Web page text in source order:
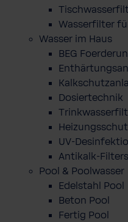
Wasserfilter
Wasser im Haus
BEG
Dosiertechnik
UV-
Antikalk-
Pool & Poolwasser
Edelstahl Pool
Beton Pool
Fertig Pool